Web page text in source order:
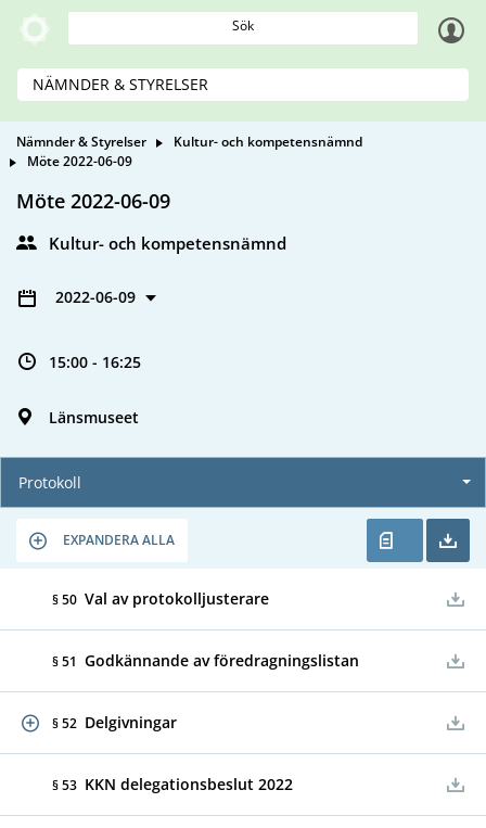
Sök
NÄMNDER & STYRELSER
Nämnder & Styrelser
Kultur- och kompetensnämnd
Möte 2022-06-09
Möte 2022-06-09
Kultur- och kompetensnämnd
2022-06-09
15:00 - 16:25
Länsmuseet
Protokoll
EXPANDERA ALLA
§ 50 Val av protokolljusterare
§ 51 Godkännande av föredragningslistan
§ 52 Delgivningar
§ 53 KKN delegationsbeslut 2022